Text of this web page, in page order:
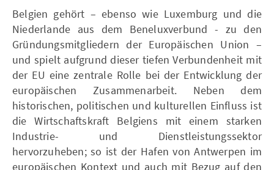
Belgien gehört – ebenso wie Luxemburg und die
Niederlande aus dem Beneluxverbund - zu den
Gründungsmitgliedern der Europäischen Union –
und spielt aufgrund dieser tiefen Verbundenheit mit
der EU eine zentrale Rolle bei der Entwicklung der
europäischen Zusammenarbeit. Neben dem
historischen, politischen und kulturellen Einfluss ist
die Wirtschaftskraft Belgiens mit einem starken
Industrie- und Dienstleistungssektor
hervorzuheben; so ist der Hafen von Antwerpen im
europäischen Kontext und auch mit Bezug auf den